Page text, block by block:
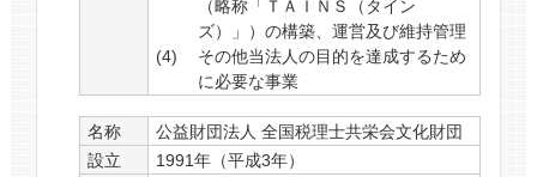
（略称「ＴＡＩＮＳ（タイン
ズ）」）の構築、運営及び維持管理
その他当法人の目的を達成するため
に必要な事業
名称
公益財団法人 全国税理士共栄会文化財団
設立
1991年（平成3年）